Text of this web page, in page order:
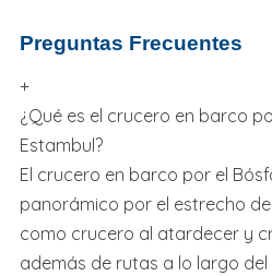
Preguntas Frecuentes
+
¿Qué es el crucero en barco
Estambul?
El crucero en barco por el
panorámico por el estrecho
como crucero al atardecer y
además de rutas a lo largo del